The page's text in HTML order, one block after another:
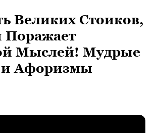
Великих Стоиков,
Поражает
Мыслей! Мудрые
Афоризмы